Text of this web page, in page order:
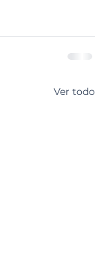
Ver todo